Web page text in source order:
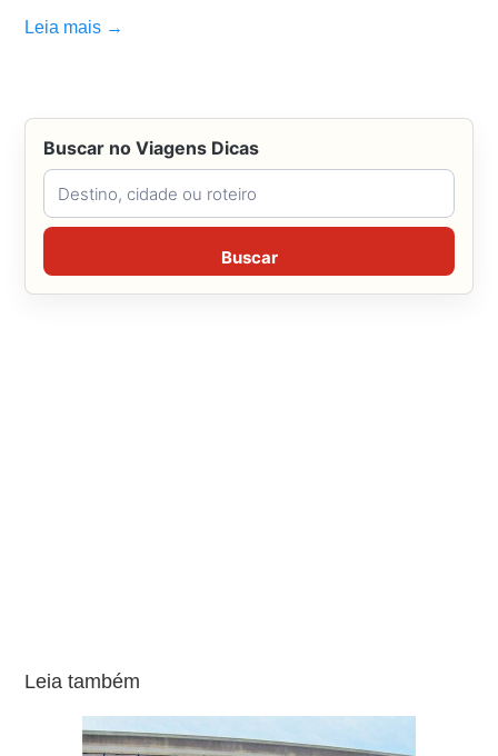
Leia mais →
Buscar no Viagens Dicas
Buscar no Viagens Dicas
Buscar
Leia também